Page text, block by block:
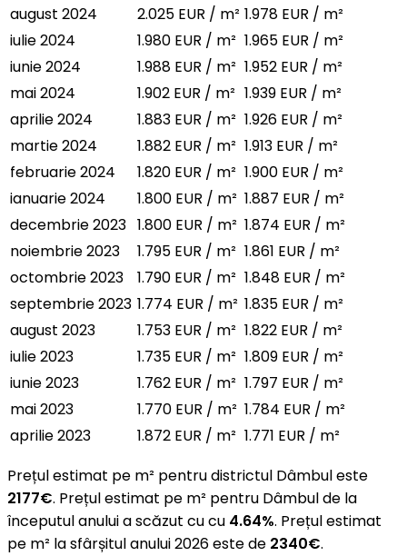
august 2024
2.025 EUR / m² 1.978 EUR / m²
iulie 2024
1.980 EUR / m² 1.965 EUR / m²
iunie 2024
1.988 EUR / m² 1.952 EUR / m²
mai 2024
1.902 EUR / m² 1.939 EUR / m²
aprilie 2024
1.883 EUR / m² 1.926 EUR / m²
martie 2024
1.882 EUR / m² 1.913 EUR / m²
februarie 2024
1.820 EUR / m² 1.900 EUR / m²
ianuarie 2024
1.800 EUR / m² 1.887 EUR / m²
decembrie 2023 1.800 EUR / m² 1.874 EUR / m²
noiembrie 2023
1.795 EUR / m² 1.861 EUR / m²
octombrie 2023
1.790 EUR / m² 1.848 EUR / m²
septembrie 2023 1.774 EUR / m² 1.835 EUR / m²
august 2023
1.753 EUR / m² 1.822 EUR / m²
iulie 2023
1.735 EUR / m² 1.809 EUR / m²
iunie 2023
1.762 EUR / m² 1.797 EUR / m²
mai 2023
1.770 EUR / m² 1.784 EUR / m²
aprilie 2023
1.872 EUR / m² 1.771 EUR / m²
Prețul estimat pe m² pentru districtul Dâmbul este
2177€. Prețul estimat pe m² pentru Dâmbul de la
începutul anului a scăzut cu cu 4.64%. Prețul estimat
pe m² la sfârșitul anului 2026 este de 2340€.